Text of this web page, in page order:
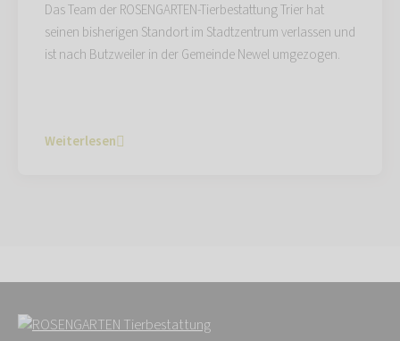
Das Team der ROSENGARTEN-Tierbestattung Trier hat
seinen bisherigen Standort im Stadtzentrum verlassen und
ist nach Butzweiler in der Gemeinde Newel umgezogen.
Weiterlesen